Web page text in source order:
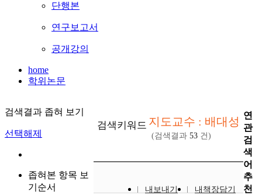
단행본
연구보고서
공개강의
home
학위논문
검색결과 좁혀 보기
선택해제
좁혀본 항목 보
기순서
검색키워드 지도교수 : 배대성
(검색결과 53 건)
내보내기
내책장담기
연
관
검
색
어
추
천